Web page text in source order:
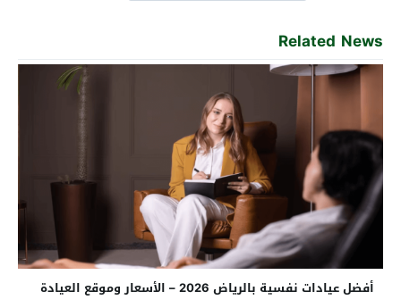
Related News
أفضل عيادات نفسية بالرياض 2026 – الأسعار وموقع العيادة